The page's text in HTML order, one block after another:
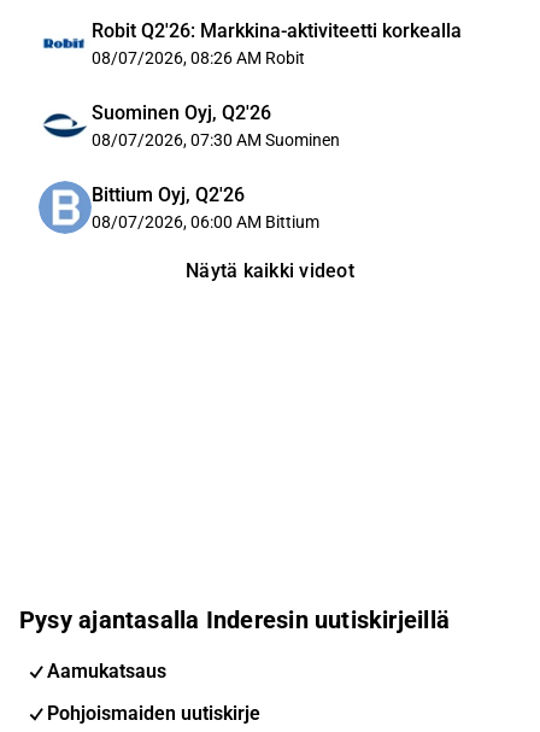
Robit Q2'26: Markkina-aktiviteetti korkealla
08/07/2026, 08:26 AM Robit
Suominen Oyj, Q2'26
08/07/2026, 07:30 AM Suominen
Bittium Oyj, Q2'26
08/07/2026, 06:00 AM Bittium
Näytä kaikki videot
Pysy ajantasalla Inderesin uutiskirjeillä
Aamukatsaus
Pohjoismaiden uutiskirje